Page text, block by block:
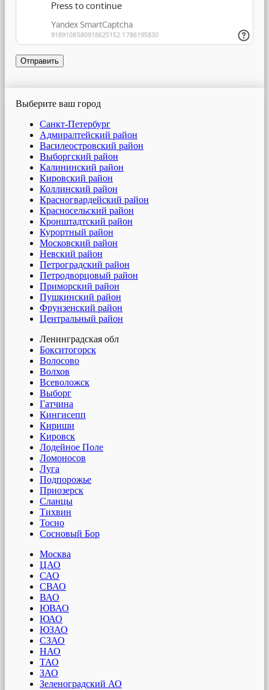
Отправить
Выберите ваш город
Санкт-Петербург
Адмиралтейский район
Василеостровский район
Выборгский район
Калининский район
Кировский район
Коллинский район
Красногвардейский район
Красносельский район
Кронштадтский район
Курортный район
Московский район
Невский район
Петроградский район
Петродворцовый район
Приморский район
Пушкинский район
Фрунзенский район
Центральный район
Ленинградская обл
Бокситогорск
Волосово
Волхов
Всеволожск
Выборг
Гатчина
Кингисепп
Кириши
Кировск
Лодейное Поле
Ломоносов
Луга
Подпорожье
Приозерск
Сланцы
Тихвин
Тосно
Сосновый Бор
Москва
ЦАО
САО
СВАО
ВАО
ЮВАО
ЮАО
ЮЗАО
СЗАО
НАО
ТАО
ЗАО
Зеленоградский АО